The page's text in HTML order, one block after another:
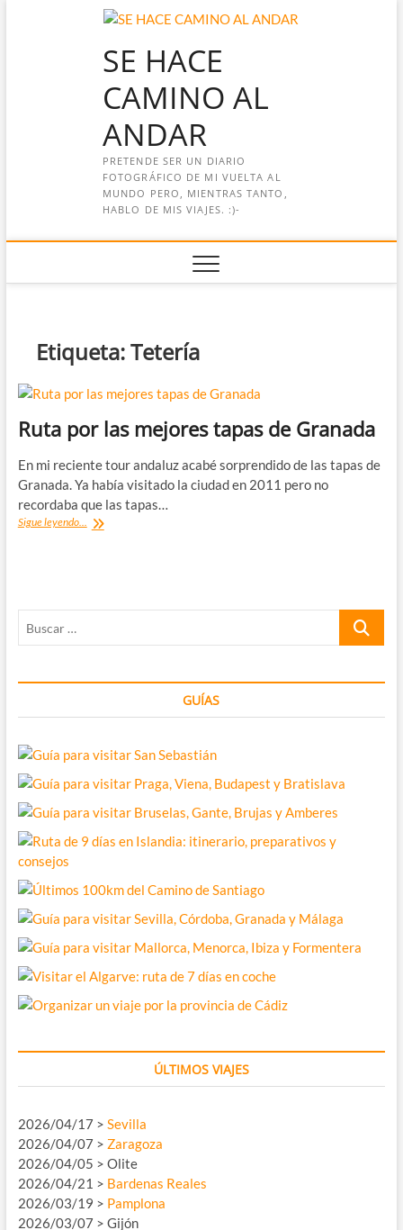
SE HACE
CAMINO AL
ANDAR
PRETENDE SER UN DIARIO
FOTOGRÁFICO DE MI VUELTA AL
MUNDO PERO, MIENTRAS TANTO,
HABLO DE MIS VIAJES. :)-
Etiqueta:Tetería
Ruta por las mejores tapas de Granada
En mi reciente tour andaluz acabé sorprendido de las tapas de
Granada. Ya había visitado la ciudad en 2011 pero no
recordaba que las tapas…
Sigue leyendo... Ruta
Buscar
GUÍAS
ÚLTIMOS VIAJES
2026/04/17 > Sevilla
2026/04/07 > Zaragoza
2026/04/05 > Olite
2026/04/21 > Bardenas Reales
2026/03/19 > Pamplona
2026/03/07 > Gijón